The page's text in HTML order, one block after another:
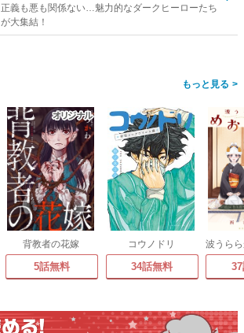
正義も悪も関係ない…魅力的なダークヒーローたち
が大集結！
>
背教者の花嫁
5話無料
コウノドリ
34話無料